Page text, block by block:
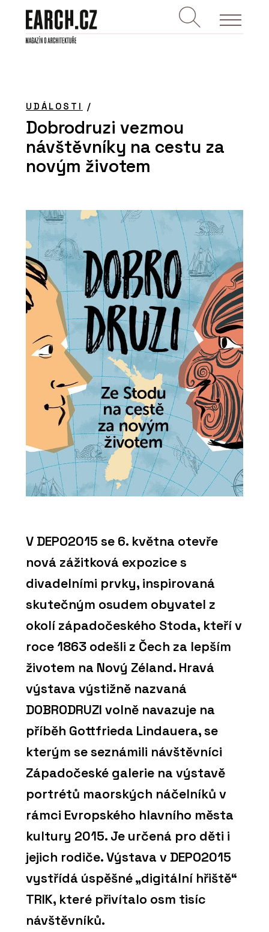
UDÁLOSTI /
Dobrodruzi vezmou
návštěvníky na cestu za
novým životem
V DEPO2015 se 6. května otevře
nová zážitková expozice s
divadelními prvky, inspirovaná
skutečným osudem obyvatel z
okolí západočeského Stoda, kteří v
roce 1863 odešli z Čech za lepším
životem na Nový Zéland. Hravá
výstava výstižně nazvaná
DOBRODRUZI volně navazuje na
příběh Gottfrieda Lindauera, se
kterým se seznámili návštěvníci
Západočeské galerie na výstavě
portrétů maorských náčelníků v
rámci Evropského hlavního města
kultury 2015. Je určená pro děti i
jejich rodiče. Výstava v DEPO2015
vystřídá úspěšné „digitální hřiště“
TRIK, které přivítalo osm tisíc
návštěvníků.